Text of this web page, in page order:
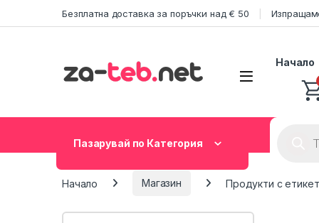
Безплатна доставка за поръчки над € 50
Начало
Пазарувай по Категория
Начало Магазин Продукти с